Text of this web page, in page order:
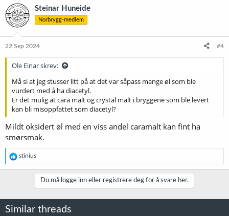
k
s
j
o
e
Steinar Huneide
Norbrygg-medlem
22 Sep 2024 #4
Ole Einar skrev:
Må si at jeg stusser litt på at det var såpass mange øl som ble
vurdert med å ha diacetyl.
Er det mulig at cara malt og crystal malt i bryggene som ble levert
kan bli misoppfattet som diacetyl?
Mildt oksidert øl med en viss andel caramalt kan fint ha
smørsmak.
R
e
a
n
stinius
Du må logge inn eller registrere deg for å svare her.
Similar threads